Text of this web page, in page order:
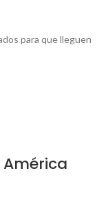
para que lleguen